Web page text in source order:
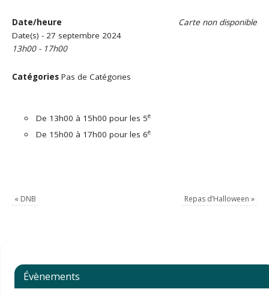
Carte non disponible
Date/heure
Date(s) - 27 septembre 2024
13h00 - 17h00
Catégories Pas de Catégories
De 13h00 à 15h00 pour les 5e
De 15h00 à 17h00 pour les 6e
« DNB Repas d’Halloween »
Évènements